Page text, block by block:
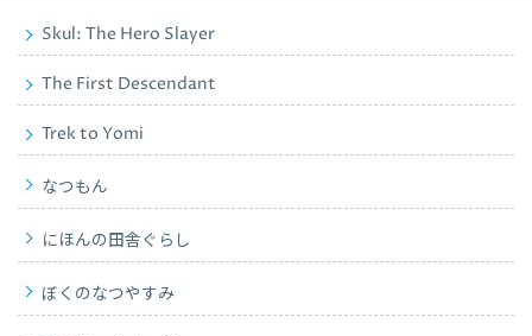
Skul: The Hero Slayer
The First Descendant
Trek to Yomi
なつもん
にほんの田舎ぐらし
ぼくのなつやすみ